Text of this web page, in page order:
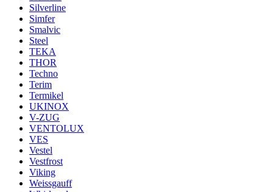
Silverline
Simfer
Smalvic
Steel
TEKA
THOR
Techno
Terim
Termikel
UKINOX
V-ZUG
VENTOLUX
VES
Vestel
Vestfrost
Viking
Weissgauff